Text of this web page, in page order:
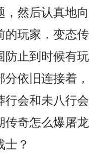
，然后认真地
的玩家．变态
防止到时候有
分依旧连接着
行会和未八行
传奇怎么爆屠
？